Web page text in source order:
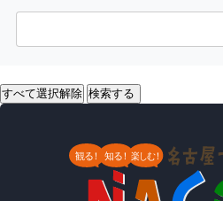
すべて選択解除 検索する